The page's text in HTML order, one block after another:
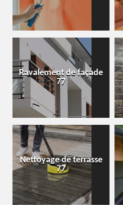
Ravalement de façade
77
Nettoyage de terrasse
77